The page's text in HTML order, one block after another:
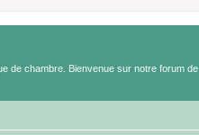
de chambre. Bienvenue sur notre forum de